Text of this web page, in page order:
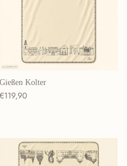
Gießen Kolter
Normaler Preis
€119,90